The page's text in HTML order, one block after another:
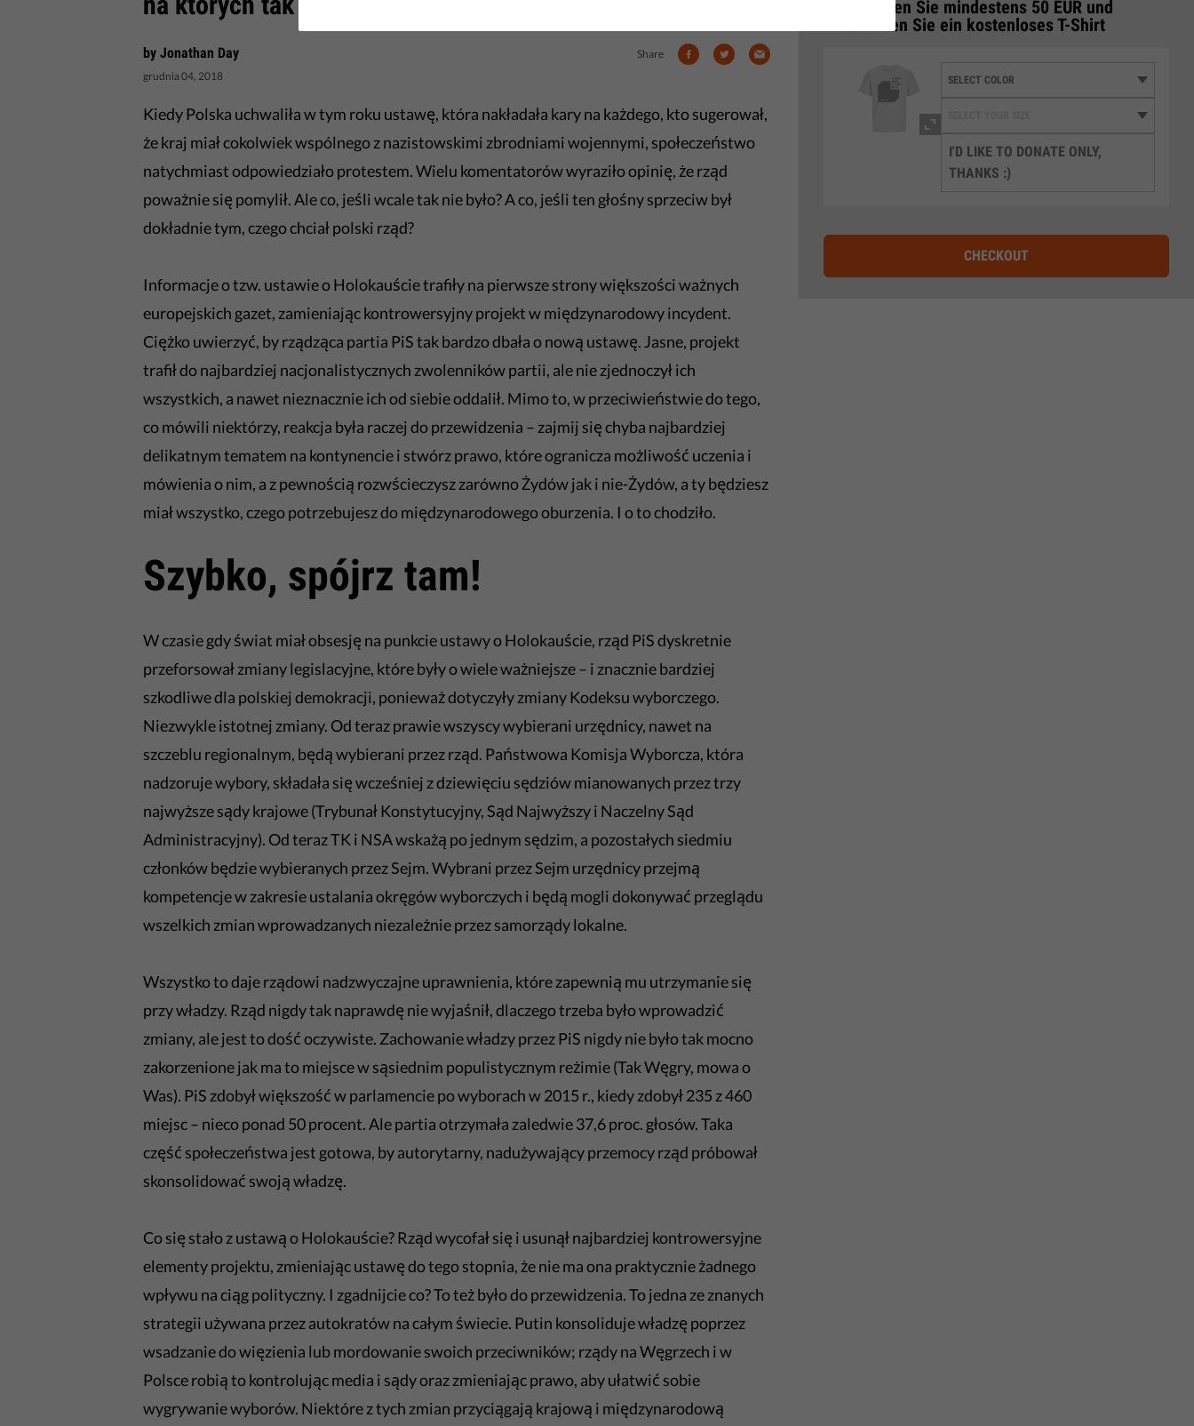
by Jonathan Day
grudnia 04, 2018
Share
Kiedy Polska uchwaliła w tym roku ustawę, która nakładała kary na każdego, kto sugerował,
że kraj miał cokolwiek wspólnego z nazistowskimi zbrodniami wojennymi, społeczeństwo
natychmiast odpowiedziało protestem. Wielu komentatorów wyraziło opinię, że rząd
poważnie się pomylił. Ale co, jeśli wcale tak nie było? A co, jeśli ten głośny sprzeciw był
dokładnie tym, czego chciał polski rząd?
Informacje o tzw. ustawie o Holokauście trafiły na pierwsze strony większości ważnych
europejskich gazet, zamieniając kontrowersyjny projekt w międzynarodowy incydent.
Ciężko uwierzyć, by rządząca partia PiS tak bardzo dbała o nową ustawę. Jasne, projekt
trafił do najbardziej nacjonalistycznych zwolenników partii, ale nie zjednoczył ich
wszystkich, a nawet nieznacznie ich od siebie oddalił. Mimo to, w przeciwieństwie do tego,
co mówili niektórzy, reakcja była raczej do przewidzenia – zajmij się chyba najbardziej
delikatnym tematem na kontynencie i stwórz prawo, które ogranicza możliwość uczenia i
mówienia o nim, a z pewnością rozwścieczysz zarówno Żydów jak i nie-Żydów, a ty będziesz
miał wszystko, czego potrzebujesz do międzynarodowego oburzenia. I o to chodziło.
Szybko, spójrz tam!
W czasie gdy świat miał obsesję na punkcie ustawy o Holokauście, rząd PiS dyskretnie
przeforsował zmiany legislacyjne, które były o wiele ważniejsze – i znacznie bardziej
szkodliwe dla polskiej demokracji, ponieważ dotyczyły zmiany Kodeksu wyborczego.
Niezwykle istotnej zmiany. Od teraz prawie wszyscy wybierani urzędnicy, nawet na
szczeblu regionalnym, będą wybierani przez rząd. Państwowa Komisja Wyborcza, która
nadzoruje wybory, składała się wcześniej z dziewięciu sędziów mianowanych przez trzy
najwyższe sądy krajowe (Trybunał Konstytucyjny, Sąd Najwyższy i Naczelny Sąd
Administracyjny). Od teraz TK i NSA wskażą po jednym sędzim, a pozostałych siedmiu
członków będzie wybieranych przez Sejm. Wybrani przez Sejm urzędnicy przejmą
kompetencje w zakresie ustalania okręgów wyborczych i będą mogli dokonywać przeglądu
wszelkich zmian wprowadzanych niezależnie przez samorządy lokalne.
Wszystko to daje rządowi nadzwyczajne uprawnienia, które zapewnią mu utrzymanie się
przy władzy. Rząd nigdy tak naprawdę nie wyjaśnił, dlaczego trzeba było wprowadzić
zmiany, ale jest to dość oczywiste. Zachowanie władzy przez PiS nigdy nie było tak mocno
zakorzenione jak ma to miejsce w sąsiednim populistycznym reżimie (Tak Węgry, mowa o
Was). PiS zdobył większość w parlamencie po wyborach w 2015 r., kiedy zdobył 235 z 460
miejsc – nieco ponad 50 procent. Ale partia otrzymała zaledwie 37,6 proc. głosów. Taka
część społeczeństwa jest gotowa, by autorytarny, nadużywający przemocy rząd próbował
skonsolidować swoją władzę.
Co się stało z ustawą o Holokauście? Rząd wycofał się i usunął najbardziej kontrowersyjne
elementy projektu, zmieniając ustawę do tego stopnia, że nie ma ona praktycznie żadnego
wpływu na ciąg polityczny. I zgadnijcie co? To też było do przewidzenia. To jedna ze znanych
strategii używana przez autokratów na całym świecie. Putin konsoliduje władzę poprzez
wsadzanie do więzienia lub mordowanie swoich przeciwników; rządy na Węgrzech i w
Polsce robią to kontrolując media i sądy oraz zmieniając prawo, aby ułatwić sobie
wygrywanie wyborów. Niektóre z tych zmian przyciągają krajową i międzynarodową
Spenden Sie mindestens 50 EUR und
erhalten Sie ein kostenloses T-Shirt
I'D LIKE TO DONATE ONLY,
THANKS :)
CHECKOUT